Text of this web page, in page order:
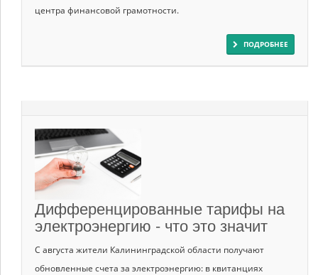
центра финансовой грамотности.
ПОДРОБНЕЕ
Дифференцированные тарифы на
электроэнергию - что это значит
С августа жители Калининградской области получают
обновленные счета за электроэнергию: в квитанциях